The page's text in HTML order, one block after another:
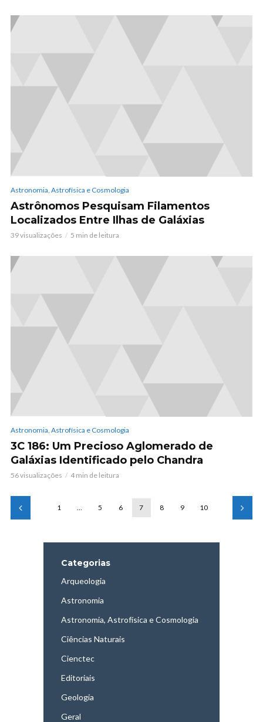
Astronomia, Astrofísica e Cosmologia
Astrônomos Pesquisam Filamentos
Localizados Entre Ilhas de Galáxias
39 visualizações 5 min de leitura
Astronomia, Astrofísica e Cosmologia
3C 186: Um Precioso Aglomerado de
Galáxias Identificado pelo Chandra
56 visualizações 4 min de leitura
1 … 5 6 7 8 9 10
Categorias
Arqueologia
Astronomia
Astronomia, Astrofísica e Cosmologia
Ciências Naturais
Cienctec
Editoriais
Geologia
Geral